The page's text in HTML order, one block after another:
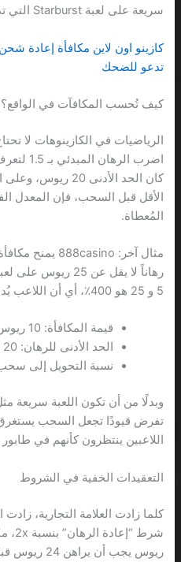
سريعة على لعبة Starburst التي تدور بسرعة الضوء.
كازينو اون لاين مكافأة إعادة
تدعو للضحك
كيف تُحسب المكافآت في الواقع؟
الرياضيات في الكازينوهات لا
اضرب
المُعطاة.
5 و 25 هو 400٪، أي أن اللاعب يُدفع لتدوير عجلة لا تدر أي ربح.
قيمة المكافأة: 10 ريوس
الحد الأدنى للرهان: 20 ريوس
نسبة التحويل إلى سحب:
وبدلًا من أن تكون اللعبة سريعة
اللاعبين ينتظرون كأنهم في
التعقيدات الخفية في الشروط
ريوس يجب أن